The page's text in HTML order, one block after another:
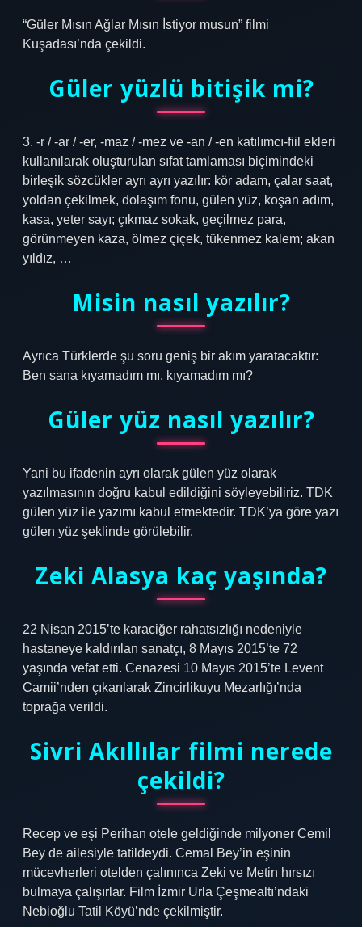
“Güler Mısın Ağlar Mısın İstiyor musun” filmi
Kuşadası’nda çekildi.
Güler yüzlü bitişik mi?
3. -r / -ar / -er, -maz / -mez ve -an / -en katılımcı-fiil ekleri
kullanılarak oluşturulan sıfat tamlaması biçimindeki
birleşik sözcükler ayrı ayrı yazılır: kör adam, çalar saat,
yoldan çekilmek, dolaşım fonu, gülen yüz, koşan adım,
kasa, yeter sayı; çıkmaz sokak, geçilmez para,
görünmeyen kaza, ölmez çiçek, tükenmez kalem; akan
yıldız, …
Misin nasıl yazılır?
Ayrıca Türklerde şu soru geniş bir akım yaratacaktır:
Ben sana kıyamadım mı, kıyamadım mı?
Güler yüz nasıl yazılır?
Yani bu ifadenin ayrı olarak gülen yüz olarak
yazılmasının doğru kabul edildiğini söyleyebiliriz. TDK
gülen yüz ile yazımı kabul etmektedir. TDK’ya göre yazı
gülen yüz şeklinde görülebilir.
Zeki Alasya kaç yaşında?
22 Nisan 2015’te karaciğer rahatsızlığı nedeniyle
hastaneye kaldırılan sanatçı, 8 Mayıs 2015’te 72
yaşında vefat etti. Cenazesi 10 Mayıs 2015’te Levent
Camii’nden çıkarılarak Zincirlikuyu Mezarlığı’nda
toprağa verildi.
Sivri Akıllılar filmi nerede
çekildi?
Recep ve eşi Perihan otele geldiğinde milyoner Cemil
Bey de ailesiyle tatildeydi. Cemal Bey’in eşinin
mücevherleri otelden çalınınca Zeki ve Metin hırsızı
bulmaya çalışırlar. Film İzmir Urla Çeşmealtı’ndaki
Nebioğlu Tatil Köyü’nde çekilmiştir.